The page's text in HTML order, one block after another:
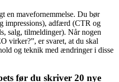
en mavefornemmelse. Du bør
impressions), adfærd (CTR og
salg, tilmeldinger). Når nogen
virker?”, er svaret, at du skal
og teknik med ændringer i disse
før du skriver 20 nye